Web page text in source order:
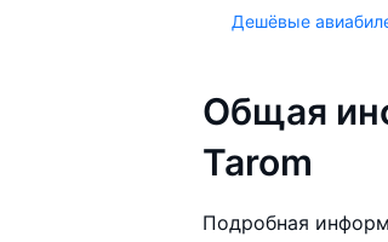
Дешёвые
Общая
Tarom
Подробная